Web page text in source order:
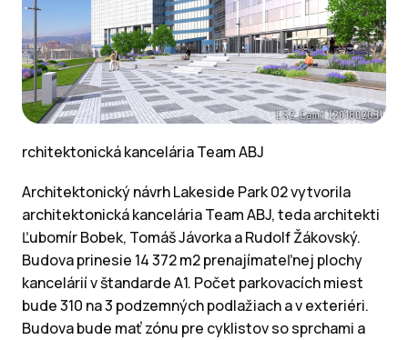
rchitektonická kancelária Team ABJ
Architektonický návrh Lakeside Park 02 vytvorila
architektonická kancelária Team ABJ, teda architekti
Ľubomír Bobek, Tomáš Jávorka a Rudolf Žákovský.
Budova prinesie 14 372 m2 prenajímateľnej plochy
kancelárií v štandarde A1. Počet parkovacích miest
bude 310 na 3 podzemných podlažiach a v exteriéri.
Budova bude mať zónu pre cyklistov so sprchami a